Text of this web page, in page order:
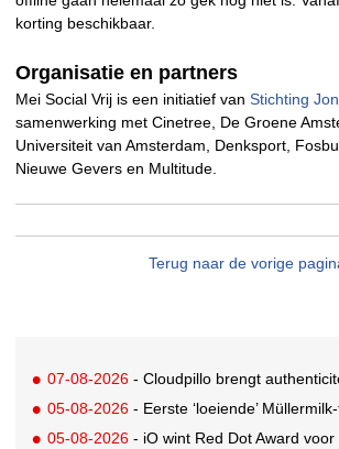
korting beschikbaar.
Organisatie en partners
Mei Social Vrij is een initiatief van Stichting
samenwerking met Cinetree, De Groene
Universiteit van Amsterdam, Denksport,
Nieuwe Gevers en Multitude.
Terug naar de vorige
07-08-2026 - Cloudpillo brengt authenticiteit
05-08-2026 - Eerste ‘loeiende’ Müllermilk-fles van
05-08-2026 - iO wint Red Dot Award voor afscheidscampagne Peter